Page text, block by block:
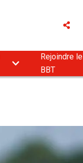
Rejoindre le
BBT